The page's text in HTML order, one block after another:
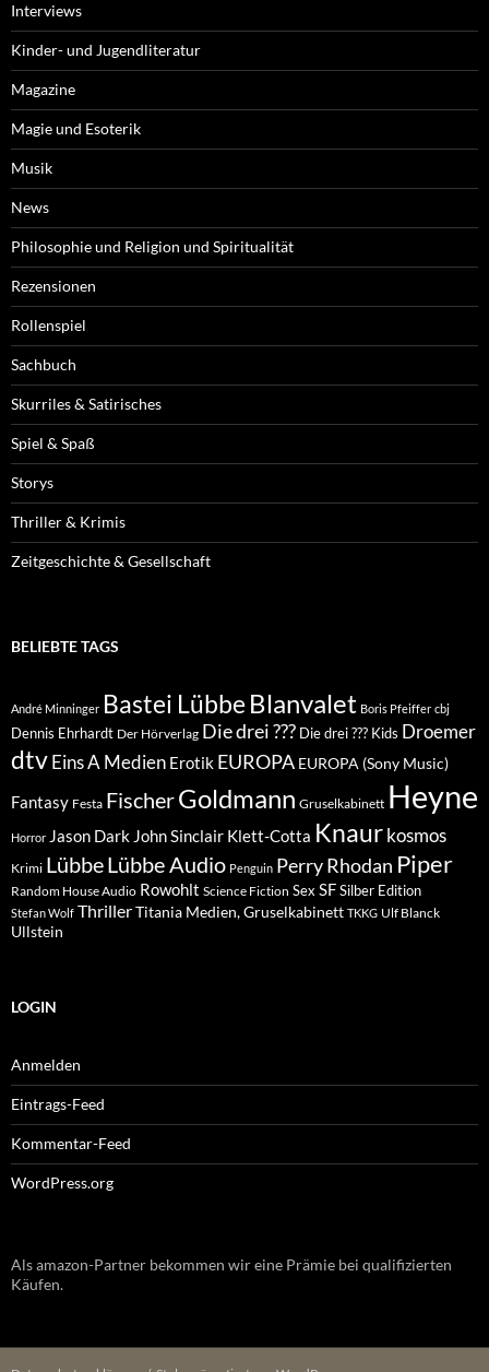
Interviews
Kinder- und Jugendliteratur
Magazine
Magie und Esoterik
Musik
News
Philosophie und Religion und Spiritualität
Rezensionen
Rollenspiel
Sachbuch
Skurriles & Satirisches
Spiel & Spaß
Storys
Thriller & Krimis
Zeitgeschichte & Gesellschaft
BELIEBTE TAGS
André Minninger Bastei Lübbe Blanvalet Boris Pfeiffer cbj
Dennis Ehrhardt Der Hörverlag Die drei ??? Die drei ??? Kids Droemer
dtvEins A Medien Erotik EUROPA EUROPA (Sony Music)
Fantasy Festa FischerGoldmann Gruselkabinett Heyne
Horror Jason Dark John Sinclair Klett-Cotta Knaur kosmos
Krimi LübbeLübbe Audio Penguin Perry Rhodan Piper
Random House Audio Rowohlt Science Fiction Sex SFSilber Edition
Stefan Wolf ThrillerTitania Medien, Gruselkabinett TKKG Ulf Blanck
Ullstein
LOGIN
Anmelden
Eintrags-Feed
Kommentar-Feed
WordPress.org
Als amazon-Partner bekommen wir eine Prämie bei qualifizierten
Käufen.